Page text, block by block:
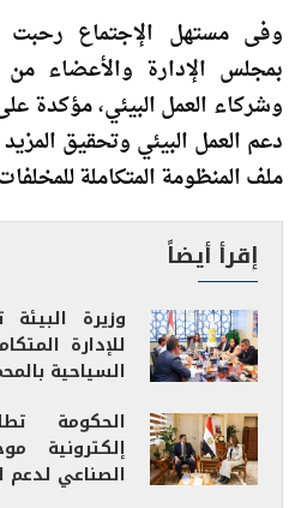
وفى مستهل الإجتماع رحبت
بمجلس الإدارة والأعضاء من
وشركاء العمل البيئي، مؤكدة
دعم العمل البيئي وتحقيق
ملف المنظومة المتكاملة
إقرأ أيضاً
وزيرة
للإدارة
السياحية
الحكومة
إلكترونية
الصناعي لدعم